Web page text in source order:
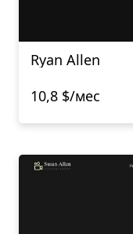
Ryan Allen
10,8 $/мес